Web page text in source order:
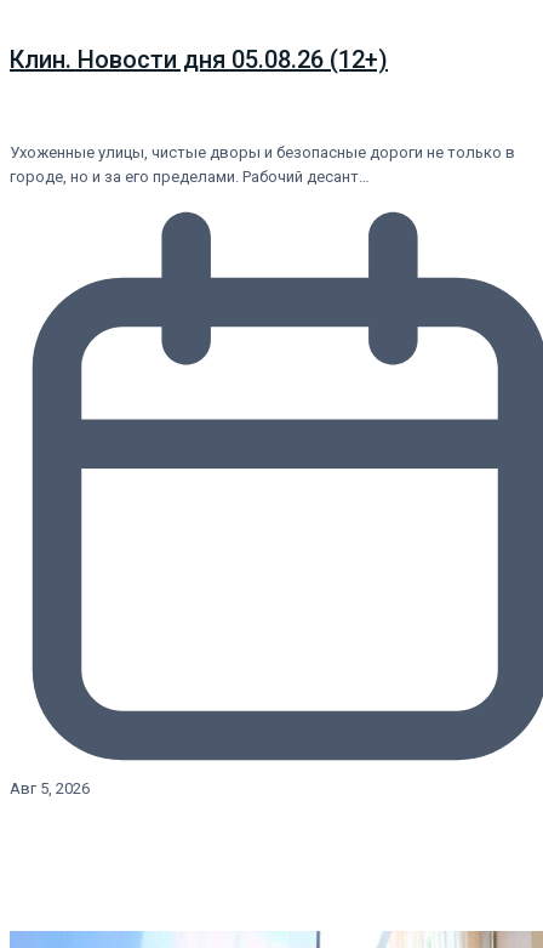
Клин. Новости дня 05.08.26 (12+)
Ухоженные улицы, чистые дворы и безопасные дороги не только в
городе, но и за его пределами. Рабочий десант…
Авг 5, 2026